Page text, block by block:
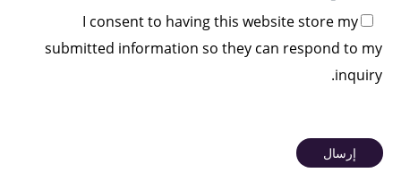
I consent to having this website store my
submitted information so they can respond to my
inquiry.
إرسال